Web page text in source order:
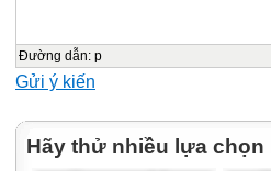
Lạc đà
2
Đường dẫn: p
Gửi ý kiến
Hãy thử nhiều lựa chọn